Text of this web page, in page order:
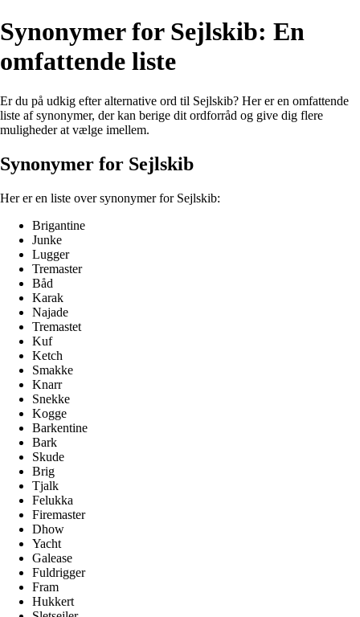
Synonymer for Sejlskib: En
omfattende liste
Er du på udkig efter alternative ord til Sejlskib? Her er en omfattende
liste af synonymer, der kan berige dit ordforråd og give dig flere
muligheder at vælge imellem.
Synonymer for Sejlskib
Her er en liste over synonymer for Sejlskib:
Brigantine
Junke
Lugger
Tremaster
Båd
Karak
Najade
Tremastet
Kuf
Ketch
Smakke
Knarr
Snekke
Kogge
Barkentine
Bark
Skude
Brig
Tjalk
Felukka
Firemaster
Dhow
Yacht
Galease
Fuldrigger
Fram
Hukkert